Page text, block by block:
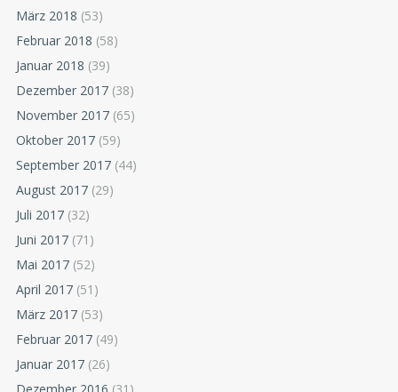
März 2018 (53)
Februar 2018 (58)
Januar 2018 (39)
Dezember 2017 (38)
November 2017 (65)
Oktober 2017 (59)
September 2017 (44)
August 2017 (29)
Juli 2017 (32)
Juni 2017 (71)
Mai 2017 (52)
April 2017 (51)
März 2017 (53)
Februar 2017 (49)
Januar 2017 (26)
Dezember 2016 (31)